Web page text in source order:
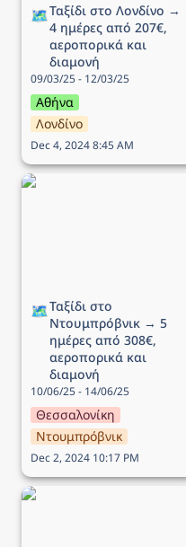
🗺️Ταξίδι στο Λονδίνο →
4 ημέρες από 207€,
αεροπορικά και
διαμονή
09/03/25 - 12/03/25
Αθήνα
Λονδίνο
Dec 4, 2024 8:45 AM
Ταξίδι στο Ντουμπρόβνικ
🗺️Ταξίδι στο
Ντουμπρόβνικ → 5
ημέρες από 308€,
αεροπορικά και
διαμονή
10/06/25 - 14/06/25
Θεσσαλονίκη
Ντουμπρόβνικ
Dec 2, 2024 10:17 PM
Ταξίδι στο Μόναχο → 5